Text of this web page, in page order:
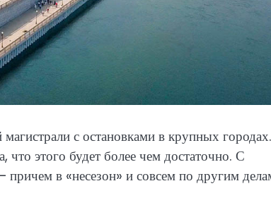
с остановками в крупных
что этого будет более чем достаточно. С
в «несезон» и совсем по другим